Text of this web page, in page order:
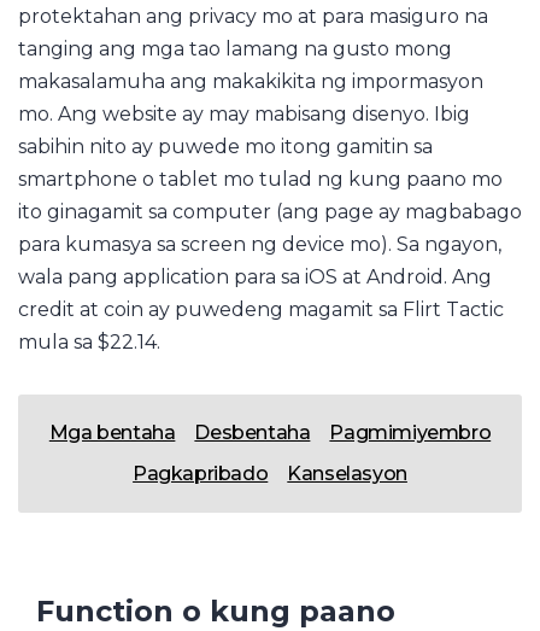
protektahan ang privacy mo at para masiguro na
tanging ang mga tao lamang na gusto mong
makasalamuha ang makakikita ng impormasyon
mo. Ang website ay may mabisang disenyo. Ibig
sabihin nito ay puwede mo itong gamitin sa
smartphone o tablet mo tulad ng kung paano mo
ito ginagamit sa computer (ang page ay magbabago
para kumasya sa screen ng device mo). Sa ngayon,
wala pang application para sa iOS at Android. Ang
credit at coin ay puwedeng magamit sa Flirt Tactic
mula sa $22.14.
Mga bentaha Desbentaha
Pagmimiyembro
Pagkapribado
Kanselasyon
Function o kung paano